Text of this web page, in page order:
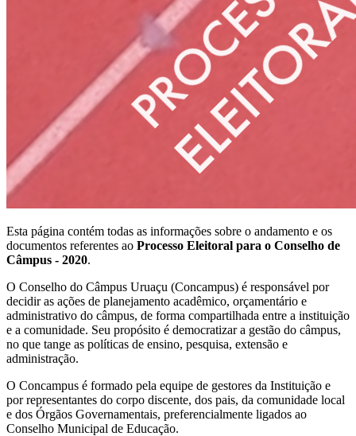
Esta página contém todas as informações sobre o andamento e os
documentos referentes ao Processo Eleitoral para o Conselho de
Câmpus - 2020.
O Conselho do Câmpus Uruaçu (Concampus) é responsável por
decidir as ações de planejamento acadêmico, orçamentário e
administrativo do câmpus, de forma compartilhada entre a instituição
e a comunidade. Seu propósito é democratizar a gestão do câmpus,
no que tange as políticas de ensino, pesquisa, extensão e
administração.
O Concampus é formado pela equipe de gestores da Instituição e
por representantes do corpo discente, dos pais, da comunidade local
e dos Órgãos Governamentais, preferencialmente ligados ao
Conselho Municipal de Educação.